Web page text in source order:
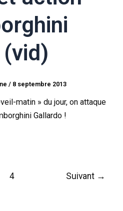
/ 8 septembre 2013
matin » du jour, on attaque
Gallardo !
4 Suivant →